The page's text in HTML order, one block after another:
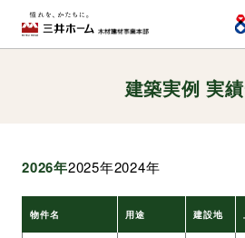
お問い合わせ
建築実例 実
2026年2025年2024年
物件名 用途 建設地